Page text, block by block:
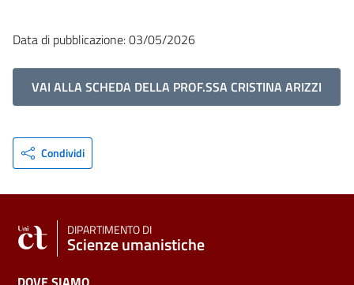
Data di pubblicazione: 03/05/2026
VAI ALLA SCHEDA DELLA PROF.SSA CRISTINA ARIZZI
Condividi
DIPARTIMENTO DI
Scienze umanistiche